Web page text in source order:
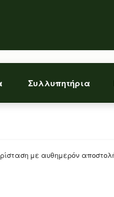
Συλλυπητήρια
με αυθημερόν